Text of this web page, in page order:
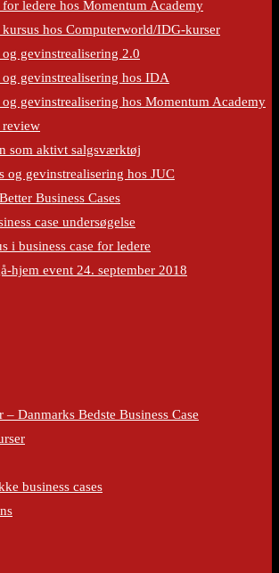
for ledere hos Momentum Academy
kursus hos Computerworld/IDG-kurser
og gevinstrealisering 2.0
og gevinstrealisering hos IDA
og gevinstrealisering hos Momentum Academy
review
som aktivt salgsværktøj
og gevinstrealisering hos JUC
Business Cases
case undersøgelse
i business case for ledere
hjem event 24. september 2018
– Danmarks Bedste Business Case
business cases